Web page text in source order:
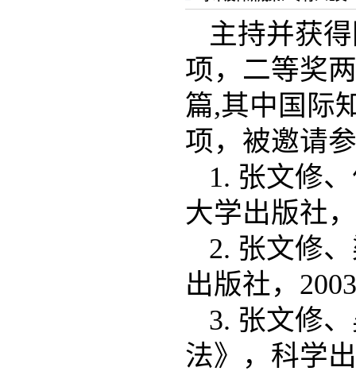
主持并获
项，二等奖
篇,其中国际
项，被邀请
1. 张文修
大学出版社
2. 张文修
出版社，2003
3. 张文修
法》，科学